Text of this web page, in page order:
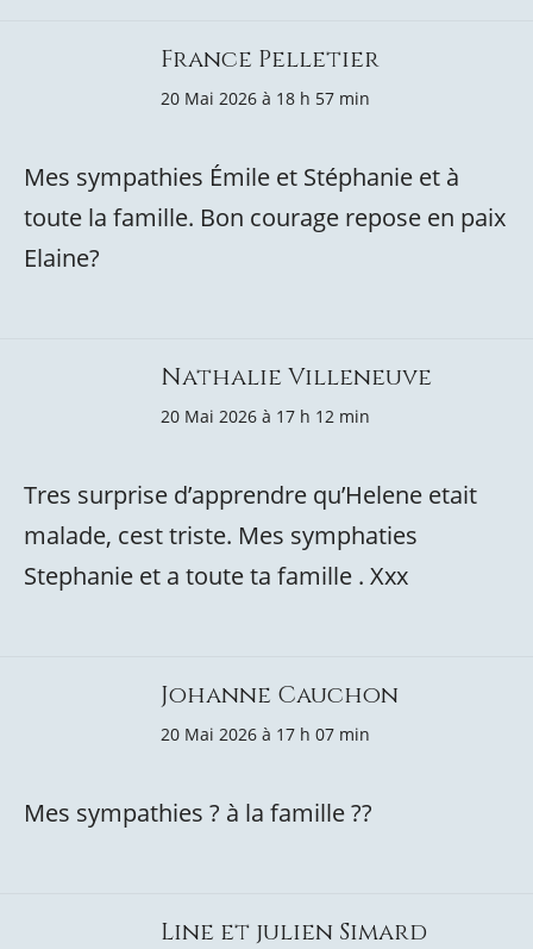
France Pelletier
20 Mai 2026 à 18 h 57 min
Mes sympathies Émile et Stéphanie et à
toute la famille. Bon courage repose en paix
Elaine?
Nathalie Villeneuve
20 Mai 2026 à 17 h 12 min
Tres surprise d’apprendre qu’Helene etait
malade, cest triste. Mes symphaties
Stephanie et a toute ta famille . Xxx
Johanne Cauchon
20 Mai 2026 à 17 h 07 min
Mes sympathies ? à la famille ?️?️
Line et julien Simard